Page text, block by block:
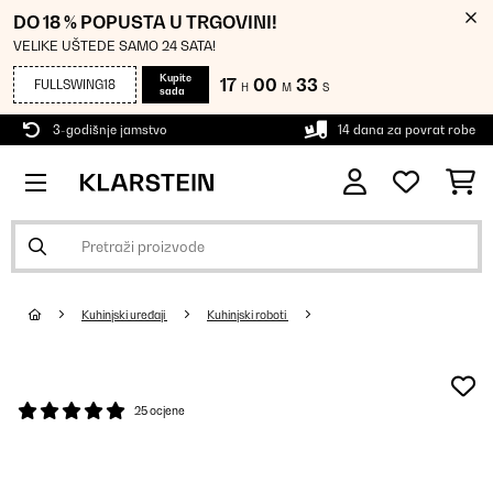
DO 18 % POPUSTA U TRGOVINI!
VELIKE UŠTEDE SAMO 24 SATA!
FULLSWING18
Kupite
sada
17 H 00 M 33 S
3-godišnje jamstvo 14 dana za povrat robe
Kuhinjski uređaji Kuhinjski roboti
25 ocjene